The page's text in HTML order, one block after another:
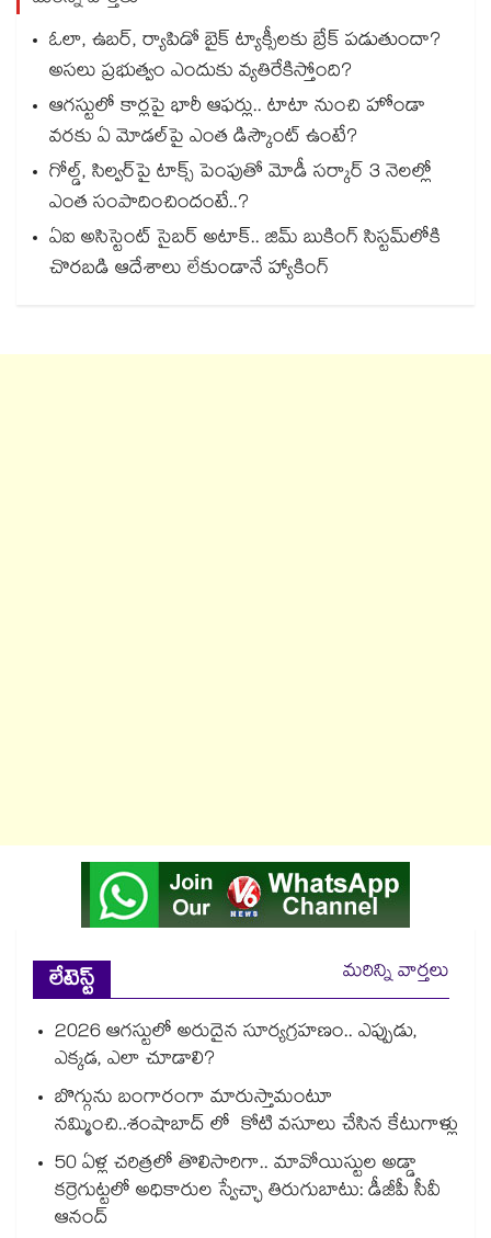
ఓలా, ఉబర్, ర్యాపిడో బైక్ ట్యాక్సీలకు బ్రేక్ పడుతుందా?
అసలు ప్రభుత్వం ఎందుకు వ్యతిరేకిస్తోంది?
ఆగస్టులో కార్లపై భారీ ఆఫర్లు.. టాటా నుంచి హోండా
వరకు ఏ మోడల్‌పై ఎంత డిస్కౌంట్ ఉంటే?
గోల్డ్, సిల్వర్‌పై టాక్స్ పెంపుతో మోడీ సర్కార్ 3 నెలల్లో
ఎంత సంపాదించిందంటే..?
ఏఐ అసిస్టెంట్ సైబర్ అటాక్.. జిమ్ బుకింగ్ సిస్టమ్‌లోకి
చొరబడి ఆదేశాలు లేకుండానే హ్యాకింగ్
లేటెస్ట్
మరిన్ని వార్తలు
2026 ఆగస్టులో అరుదైన సూర్యగ్రహణం.. ఎప్పుడు,
ఎక్కడ, ఎలా చూడాలి?
బొగ్గును బంగారంగా మారుస్తామంటూ
నమ్మించి..శంషాబాద్ లో కోటి వసూలు చేసిన కేటుగాళ్లు
50 ఏళ్ల చరిత్రలో తొలిసారిగా.. మావోయిస్టుల అడ్డా
కర్రెగుట్టలో అధికారుల స్వేచ్ఛా తిరుగుబాటు: డీజీపీ సీవీ
ఆనంద్